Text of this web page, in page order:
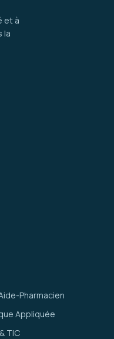
et à
la
Pharmacien
Appliquée
TIC